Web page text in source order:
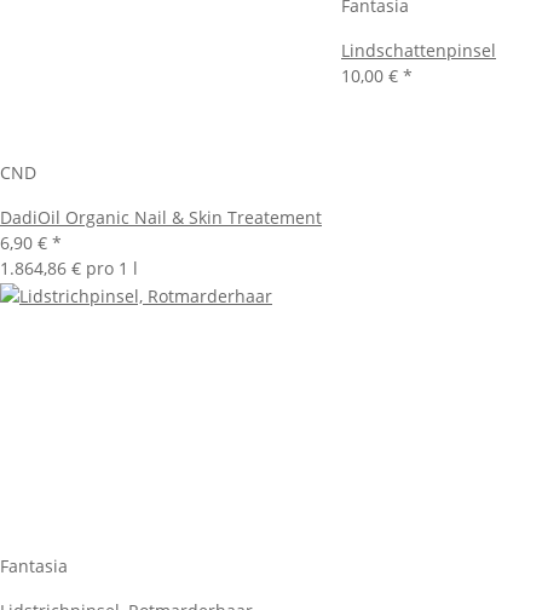
CND
DadiOil Organic Nail & Skin Treatement
6,90 € *
1.864,86 € pro 1 l
Fantasia
Lindschattenpinsel
10,00 € *
Fantasia